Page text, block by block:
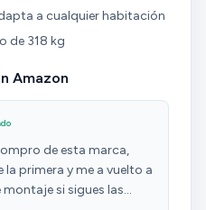
a cualquier habitación
de 318 kg
Amazon
de esta marca,
primera y me a vuelto a
si sigues las